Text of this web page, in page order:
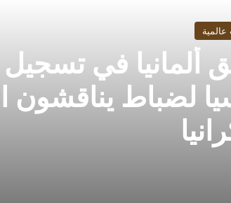
ألمانيا في
لضباط يناقشون